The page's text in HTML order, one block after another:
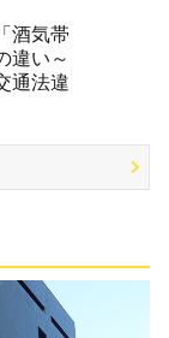
酒気帯
違い～
通法違